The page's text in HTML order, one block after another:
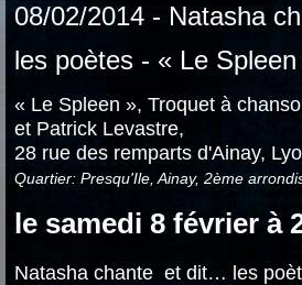
Ecouter Voir ▼
vente CD
Photos ▼
08/02/2014 - Natasha
les poètes - « Le
« Le Spleen », Troquet à
et Patrick Levastre,
28 rue des remparts d'Ainay,
Quartier: Presqu'Ile, Ainay, 2ème
le samedi 8 février à
Natasha chante et dit… les